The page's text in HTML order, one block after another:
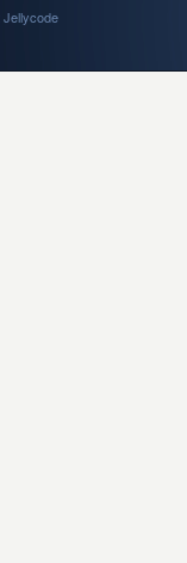
Jellycode